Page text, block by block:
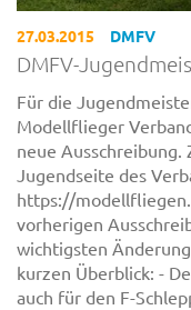
27.03.2015 DMFV
DMFV-
Für die
Modellflieger
neue
Jugendseite des
https://
vorherigen
wichtigsten
kurzen Überblick: -
auch für den F-